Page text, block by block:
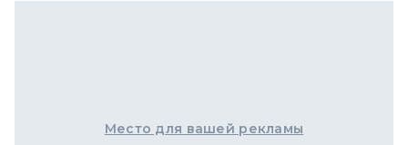
Место для вашей рекламы